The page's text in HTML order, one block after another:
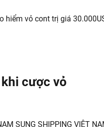
hiểm vỏ cont trị giá
cược vỏ
SUNG SHIPPING VIỆT